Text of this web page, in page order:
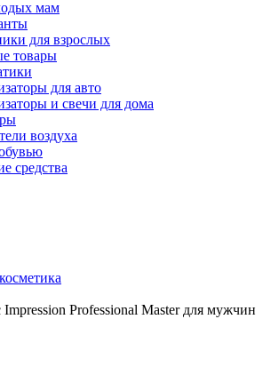
мам
для взрослых
товары
для авто
и свечи для дома
воздуха
средства
Professional Master для мужчин